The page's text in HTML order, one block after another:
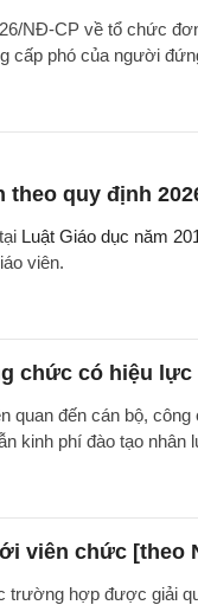
NĐ-CP về tổ chức
cấp phó của người
theo quy định
Luật Giáo dục năm
viên.
chức có hiệu lực
quan đến cán bộ,
kinh phí đào tạo
viên chức [theo
trường hợp được giải